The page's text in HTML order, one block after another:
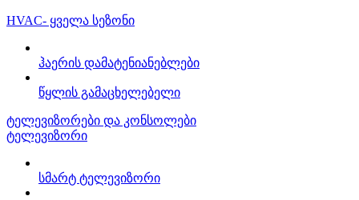
HVAC- ყველა სეზონი
ჰაერის დამატენიანებლები
წყლის გამაცხელებელი
ტელევიზორები და კონსოლები
ტელევიზორი
სმარტ ტელევიზორი